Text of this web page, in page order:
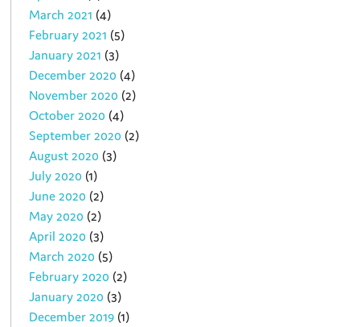
March 2021 (4)
February 2021 (5)
January 2021 (3)
December 2020 (4)
November 2020 (2)
October 2020 (4)
September 2020 (2)
August 2020 (3)
July 2020 (1)
June 2020 (2)
May 2020 (2)
April 2020 (3)
March 2020 (5)
February 2020 (2)
January 2020 (3)
December 2019 (1)